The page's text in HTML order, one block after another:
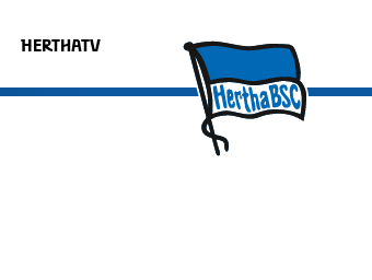
HERTHATV